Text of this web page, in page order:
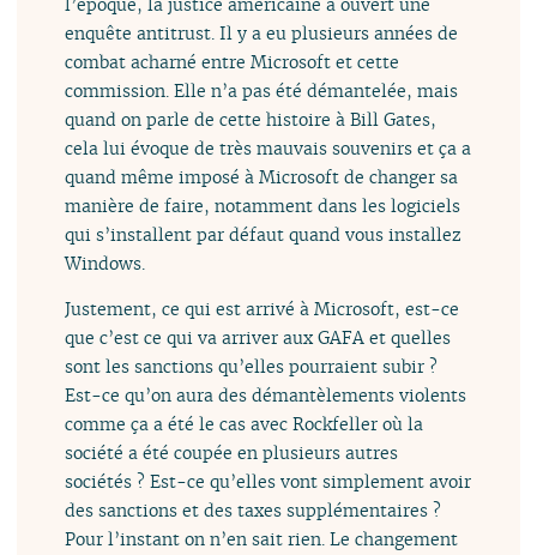
enquête antitrust. Il y a eu plusieurs années de
combat acharné entre Microsoft et cette
commission. Elle n’a pas été démantelée, mais
quand on parle de cette histoire à Bill Gates,
cela lui évoque de très mauvais souvenirs et ça a
quand même imposé à Microsoft de changer sa
manière de faire, notamment dans les logiciels
qui s’installent par défaut quand vous installez
Windows.
Justement, ce qui est arrivé à Microsoft, est-ce
que c’est ce qui va arriver aux GAFA et quelles
sont les sanctions qu’elles pourraient subir ?
Est-ce qu’on aura des démantèlements violents
comme ça a été le cas avec Rockfeller où la
société a été coupée en plusieurs autres
sociétés ? Est-ce qu’elles vont simplement avoir
des sanctions et des taxes supplémentaires ?
Pour l’instant on n’en sait rien. Le changement